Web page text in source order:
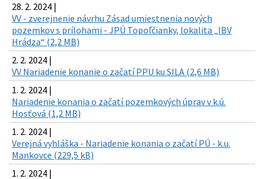
28. 2. 2024 |
VV - zverejnenie návrhu Zásad umiestnenia nových
pozemkov s prílohami - JPÚ Topoľčianky, lokalita „IBV
Hrádza“ (2,2 MB)
2. 2. 2024 |
VV Nariadenie konanie o začatí PPU ku SILA (2,6 MB)
1. 2. 2024 |
Nariadenie konania o začatí pozemkových úprav v k.ú.
Hosťová (1,2 MB)
1. 2. 2024 |
Verejná vyhláška - Nariadenie konania o začatí PÚ - k.u.
Mankovce (229,5 kB)
1. 2. 2024 |